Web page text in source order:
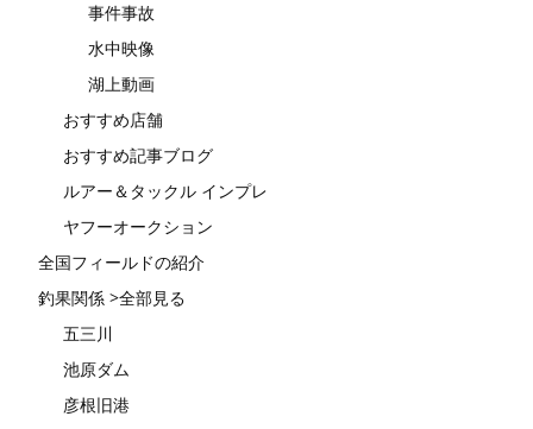
事件事故
水中映像
湖上動画
おすすめ店舗
おすすめ記事ブログ
ルアー＆タックル インプレ
ヤフーオークション
全国フィールドの紹介
釣果関係 >全部見る
五三川
池原ダム
彦根旧港